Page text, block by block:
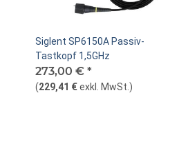
Siglent SP6150A Passiv-
Tastkopf 1,5GHz
273,00 € *
(229,41 €exkl. MwSt. )